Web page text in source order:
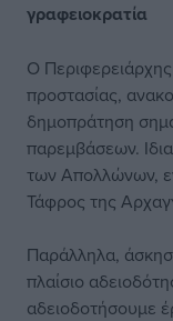
γραφειοκρατία
Ο
προστασίας,
δημοπράτηση
παρεμβάσεων.
των Απολλώνων,
Τάφρος της
Παράλληλα,
πλαίσιο
αδειοδοτήσουμε